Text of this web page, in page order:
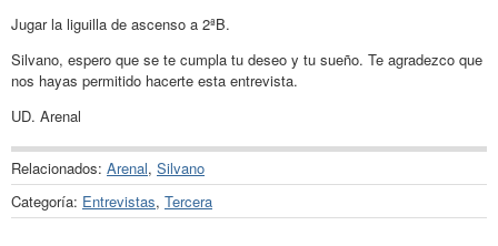
Jugar la liguilla de ascenso a 2ªB.
Silvano, espero que se te cumpla tu deseo y tu sueño. Te agradezco que
nos hayas permitido hacerte esta entrevista.
UD. Arenal
Relacionados: Arenal, Silvano
Categoría: Entrevistas, Tercera